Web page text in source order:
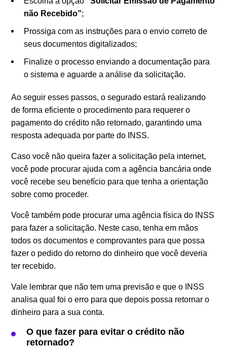
não Recebido”;
Prossiga com as instruções para o envio correto de
seus documentos digitalizados;
Finalize o processo enviando a documentação para
o sistema e aguarde a análise da solicitação.
Ao seguir esses passos, o segurado estará realizando
de forma eficiente o procedimento para requerer o
pagamento do crédito não retornado, garantindo uma
resposta adequada por parte do INSS.
Caso você não queira fazer a solicitação pela internet,
você pode procurar ajuda com a agência bancária onde
você recebe seu benefício para que tenha a orientação
sobre como proceder.
Você também pode procurar uma agência física do INSS
para fazer a solicitação. Neste caso, tenha em mãos
todos os documentos e comprovantes para que possa
fazer o pedido do retorno do dinheiro que você deveria
ter recebido.
Vale lembrar que não tem uma previsão e que o INSS
analisa qual foi o erro para que depois possa retornar o
dinheiro para a sua conta.
O que fazer para evitar o crédito não
retornado?